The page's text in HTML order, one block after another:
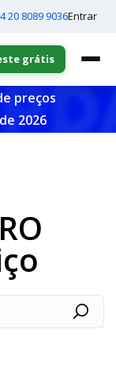
20 8089 9036Entrar
grátis
preços
2026